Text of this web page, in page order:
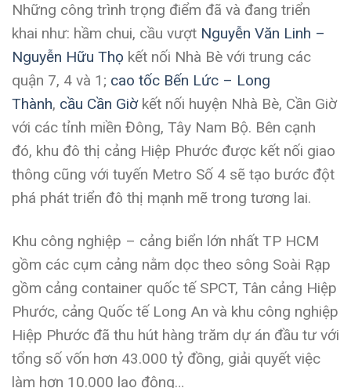
Những công trình trọng điểm đã và đang triển
khai như: hầm chui, cầu vượt Nguyễn Văn Linh –
Nguyễn Hữu Thọ kết nối Nhà Bè với trung các
quận 7, 4 và 1; cao tốc Bến Lức – Long
Thành, cầu Cần Giờkết nối huyện Nhà Bè, Cần Giờ
với các tỉnh miền Đông, Tây Nam Bộ. Bên cạnh
đó, khu đô thị cảng Hiệp Phước được kết nối giao
thông cũng với tuyến Metro Số 4 sẽ tạo bước đột
phá phát triển đô thị mạnh mẽ trong tương lai.
Khu công nghiệp – cảng biển lớn nhất TP HCM
gồm các cụm cảng nằm dọc theo sông Soài Rạp
gồm cảng container quốc tế SPCT, Tân cảng Hiệp
Phước, cảng Quốc tế Long An và khu công nghiệp
Hiệp Phước đã thu hút hàng trăm dự án đầu tư với
tổng số vốn hơn 43.000 tỷ đồng, giải quyết việc
làm hơn 10.000 lao động…